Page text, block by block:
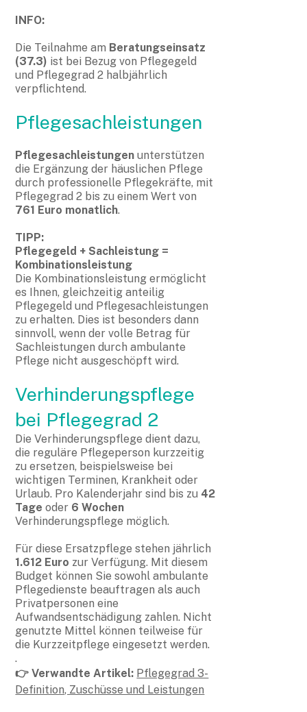
INFO:
Die Teilnahme am Beratungseinsatz
(37.3) ist bei Bezug von Pflegegeld
und Pflegegrad 2 halbjährlich
verpflichtend.
Pflegesachleistungen
Pflegesachleistungen unterstützen
die Ergänzung der häuslichen Pflege
durch professionelle Pflegekräfte, mit
Pflegegrad 2 bis zu einem Wert von
761 Euro monatlich.
TIPP:
Pflegegeld + Sachleistung =
Kombinationsleistung
Die Kombinationsleistung ermöglicht
es Ihnen, gleichzeitig anteilig
Pflegegeld und Pflegesachleistungen
zu erhalten. Dies ist besonders dann
sinnvoll, wenn der volle Betrag für
Sachleistungen durch ambulante
Pflege nicht ausgeschöpft wird.
Verhinderungspflege
bei Pflegegrad 2
Die Verhinderungspflege dient dazu,
die reguläre Pflegeperson kurzzeitig
zu ersetzen, beispielsweise bei
wichtigen Terminen, Krankheit oder
Urlaub. Pro Kalenderjahr sind bis zu 42
Tage oder 6 Wochen
Verhinderungspflege möglich.
Für diese Ersatzpflege stehen jährlich
1.612 Euro zur Verfügung. Mit diesem
Budget können Sie sowohl ambulante
Pflegedienste beauftragen als auch
Privatpersonen eine
Aufwandsentschädigung zahlen. Nicht
genutzte Mittel können teilweise für
die Kurzzeitpflege eingesetzt werden.
.
👉 Verwandte Artikel: Pflegegrad 3-
Definition, Zuschüsse und Leistungen